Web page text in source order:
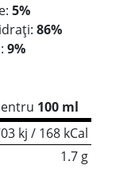
5%
86%
9%
100 ml
kj / 168 kCal
1.7 g